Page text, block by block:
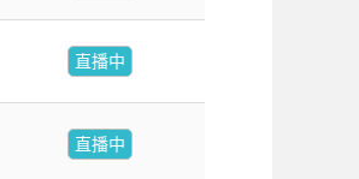
直播中
直播中